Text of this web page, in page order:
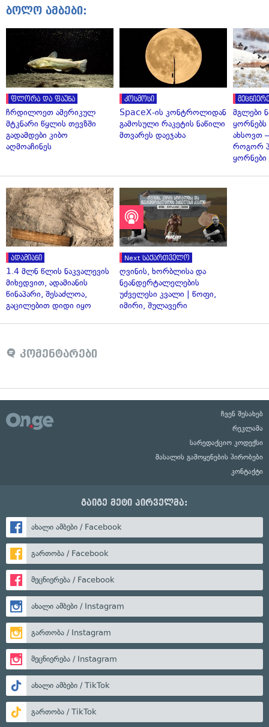
ბოლო ამბები:
ფლორა და ფაუნა
ჩრდილოეთ ამერიკულ
მტკნარი წყლის თევზში
გადამდები კიბო
აღმოაჩინეს
კოსმოსი
SpaceX-ის კონტროლიდან
გამოსული რაკეტის ნაწილი
მთვარეს დაეჯახა
მგლები
ახსოვთ
როგორ
ყორნები
ადამიანი
1.4 მლნ წლის ნაკვალევის
მიხედვით, ადამიანის
წინაპარი, შესაძლოა,
გაცილებით დიდი იყო
Next საქართველო
ღვინის, ხორბლისა და
ნეანდერტალელების
უძველესი კვალი | წოფი,
იმირი, შულავერი
კომენტარები
ჩვენ შესახებ
რეკლამა
სარედაქციო კოდექსი
მასალის გამოყენების პირობები
კონტაქტი
გაიგე მეტი პირველმა:
ახალი ამბები / Facebook
გართობა / Facebook
მეცნიერება / Facebook
ახალი ამბები / Instagram
გართობა / Instagram
მეცნიერება / Instagram
ახალი ამბები / TikTok
გართობა / TikTok